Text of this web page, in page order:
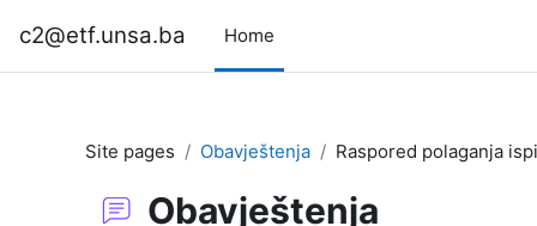
c2@etf.unsa.ba Home
Site pages Obavještenja Raspored polaganja
Obavještenja